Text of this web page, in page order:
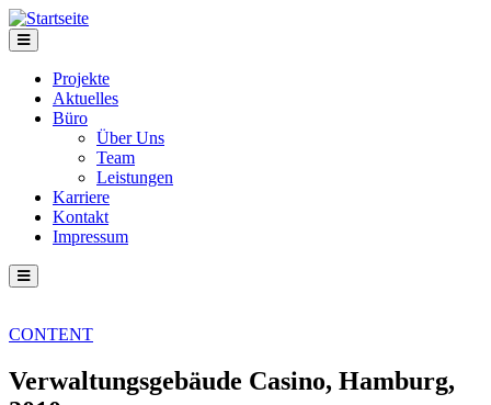
Direkt zum Inhalt
Projekte
Aktuelles
Büro
Über Uns
Team
Leistungen
Karriere
Kontakt
Impressum
CONTENT
Verwaltungsgebäude Casino, Hamburg,